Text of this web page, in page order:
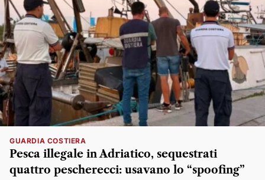
GUARDIA COSTIERA
Pesca illegale in Adriatico, sequestrati
quattro pescherecci: usavano lo “spoofing”